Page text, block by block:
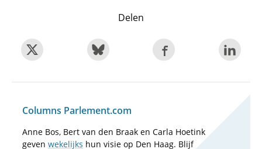
Delen
Columns Parlement.com
Anne Bos, Bert van den Braak en Carla Hoetink
geven wekelijks hun visie op Den Haag. Blijf